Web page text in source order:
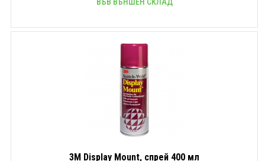
3M Display Mount, спрей 400 мл